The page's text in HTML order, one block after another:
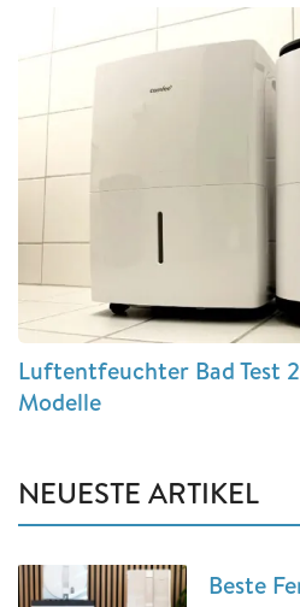
Luftentfeuchter Bad Test
Modelle
NEUESTE ARTIKEL
Beste